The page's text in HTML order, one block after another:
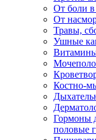
От боли в
От
Травы,
Ушные
Костно-
Гормоны
половые